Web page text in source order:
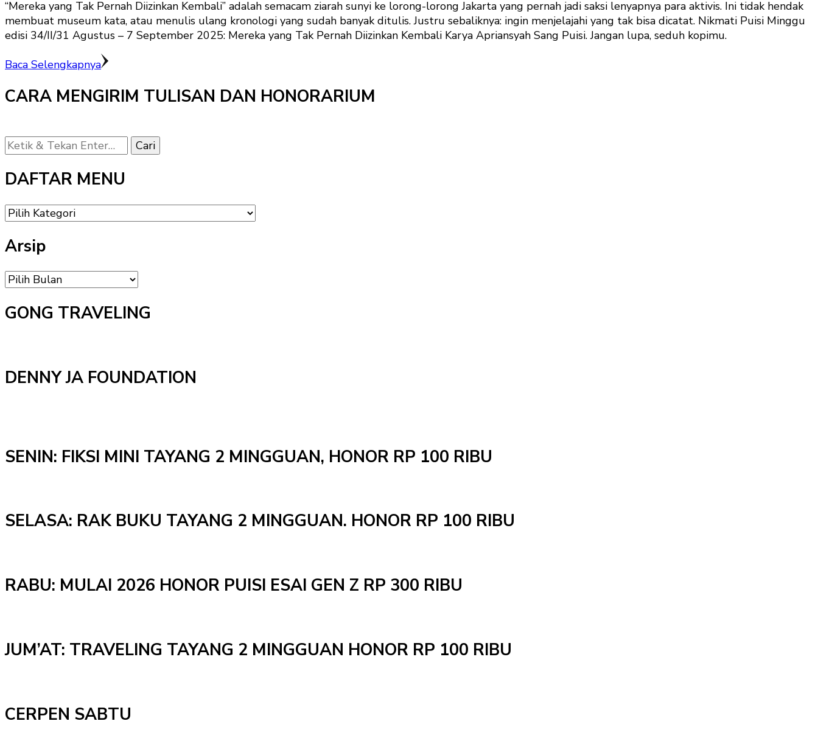
“Mereka yang Tak Pernah Diizinkan Kembali” adalah semacam ziarah sunyi ke lorong-lorong Jakarta yang pernah jadi saksi lenyapnya para aktivis. Ini tidak hendak
membuat museum kata, atau menulis ulang kronologi yang sudah banyak ditulis. Justru sebaliknya: ingin menjelajahi yang tak bisa dicatat. Nikmati Puisi Minggu
edisi 34/II/31 Agustus – 7 September 2025: Mereka yang Tak Pernah Diizinkan Kembali Karya Apriansyah Sang Puisi. Jangan lupa, seduh kopimu.
Baca Selengkapnya
CARA MENGIRIM TULISAN DAN HONORARIUM
Mencari
Sesuatu?
DAFTAR MENU
DAFTAR
MENU
Arsip
Arsip
GONG TRAVELING
DENNY JA FOUNDATION
SENIN: FIKSI MINI TAYANG 2 MINGGUAN, HONOR RP 100 RIBU
SELASA: RAK BUKU TAYANG 2 MINGGUAN. HONOR RP 100 RIBU
RABU: MULAI 2026 HONOR PUISI ESAI GEN Z RP 300 RIBU
JUM’AT: TRAVELING TAYANG 2 MINGGUAN HONOR RP 100 RIBU
CERPEN SABTU